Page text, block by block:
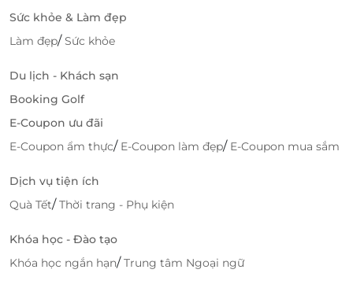
Sức khỏe & Làm đẹp
Làm đẹp/Sức khỏe
Du lịch - Khách sạn
Booking Golf
E-Coupon ưu đãi
E-Coupon ẩm thực/ E-Coupon làm đẹp/ E-Coupon mua sắm
Dịch vụ tiện ích
Quà Tết/Thời trang - Phụ kiện
Khóa học - Đào tạo
Khóa học ngắn hạn/Trung tâm Ngoại ngữ